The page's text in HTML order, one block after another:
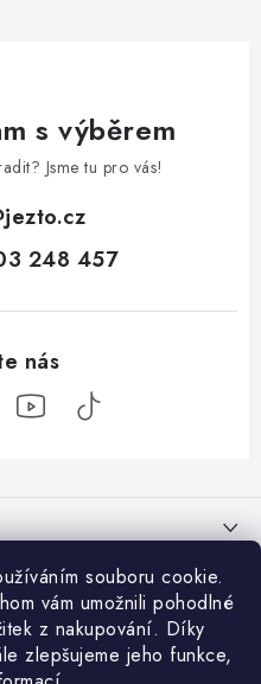
souboru cookie.
vám umožnili pohodlné
z nakupování. Díky
zlepšujeme jeho funkce,
s výběrem
Jsme tu pro vás!
jezto.cz
248 457